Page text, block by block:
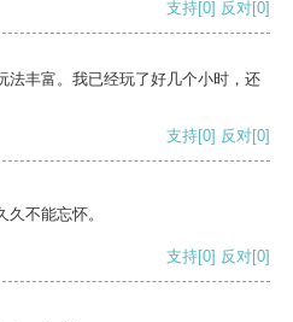
支持[0] 反对[0]
法丰富。我已经玩了好几个小时，还
支持[0] 反对[0]
不能忘怀。
支持[0] 反对[0]